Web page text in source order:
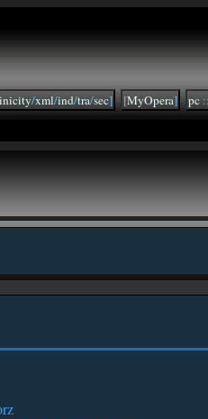
/xml/ind/tra/sec] [MyOpera] pc ::